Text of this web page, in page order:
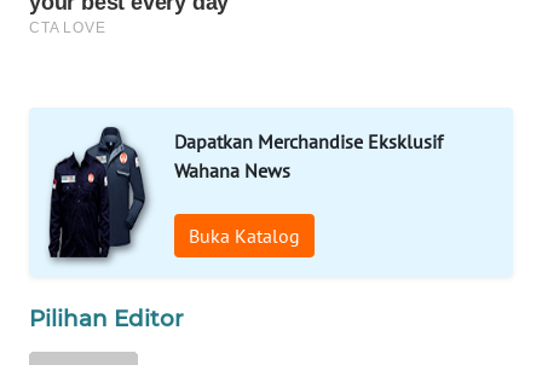
Dapatkan Merchandise Eksklusif
Wahana News
Buka Katalog
Pilihan Editor
SELEB
WAHANA
OTOMOTIF
WAHANA
HEALTH